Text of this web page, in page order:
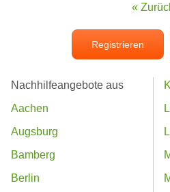
«
Registrieren
Nachhilfeangebote aus
Aachen
Augsburg
Bamberg
Berlin